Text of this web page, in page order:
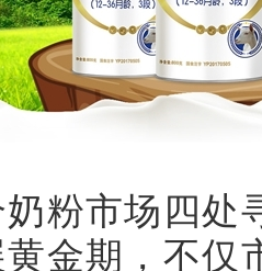
市场四处
金期，不仅